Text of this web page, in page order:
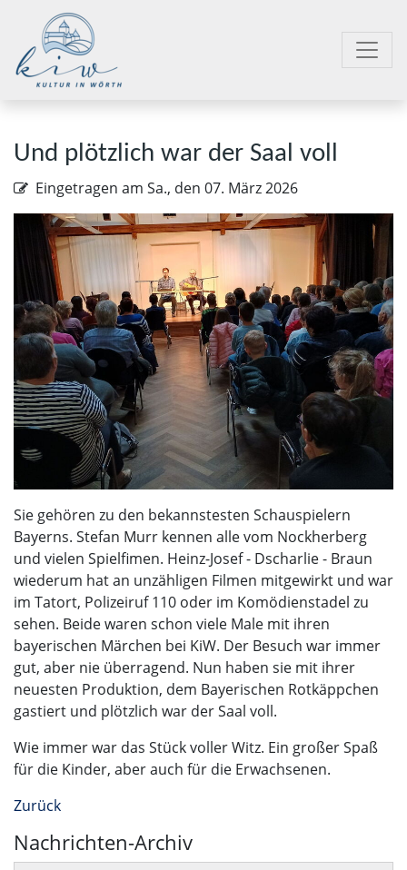
Und plötzlich war der Saal voll
Eingetragen am Sa., den 07. März 2026
Sie gehören zu den bekannstesten Schauspielern
Bayerns. Stefan Murr kennen alle vom Nockherberg
und vielen Spielfimen. Heinz-Josef - Dscharlie - Braun
wiederum hat an unzähligen Filmen mitgewirkt und war
im Tatort, Polizeiruf 110 oder im Komödienstadel zu
sehen. Beide waren schon viele Male mit ihren
bayerischen Märchen bei KiW. Der Besuch war immer
gut, aber nie überragend. Nun haben sie mit ihrer
neuesten Produktion, dem Bayerischen Rotkäppchen
gastiert und plötzlich war der Saal voll.
Wie immer war das Stück voller Witz. Ein großer Spaß
für die Kinder, aber auch für die Erwachsenen.
Zurück
Nachrichten-Archiv